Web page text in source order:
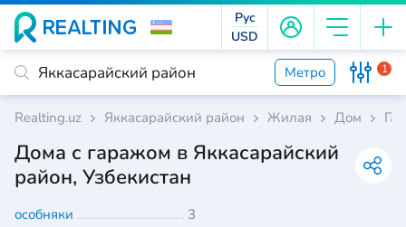
Рус
USD
Метро 1
Realting.uz Яккасарайский район Жилая Дом
Дома с гаражом в Яккасарайский
район, Узбекистан
особняки 3